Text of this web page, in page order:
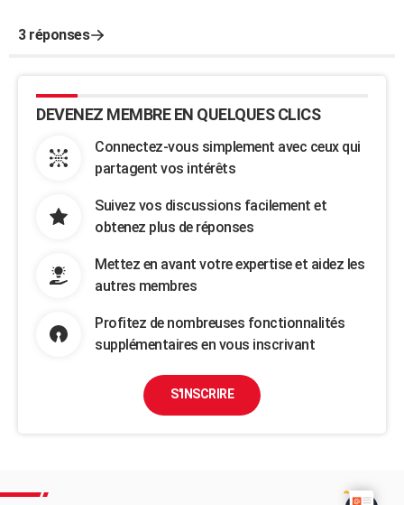
3 réponses
DEVENEZ MEMBRE EN QUELQUES CLICS
Connectez-vous simplement avec ceux qui
partagent vos intérêts
Suivez vos discussions facilement et
obtenez plus de réponses
Mettez en avant votre expertise et aidez les
autres membres
Profitez de nombreuses fonctionnalités
supplémentaires en vous inscrivant
S'INSCRIRE